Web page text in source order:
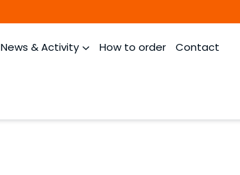
News & Activity How to order Contact